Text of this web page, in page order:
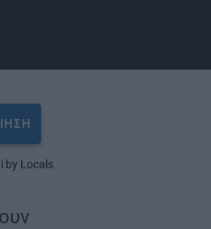
by Locals